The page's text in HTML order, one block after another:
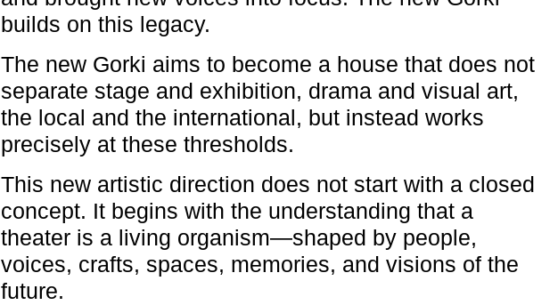
builds on this legacy.
The new Gorki aims to become a house that does not
separate stage and exhibition, drama and visual art,
the local and the international, but instead works
precisely at these thresholds.
This new artistic direction does not start with a closed
concept. It begins with the understanding that a
theater is a living organism—shaped by people,
voices, crafts, spaces, memories, and visions of the
future.